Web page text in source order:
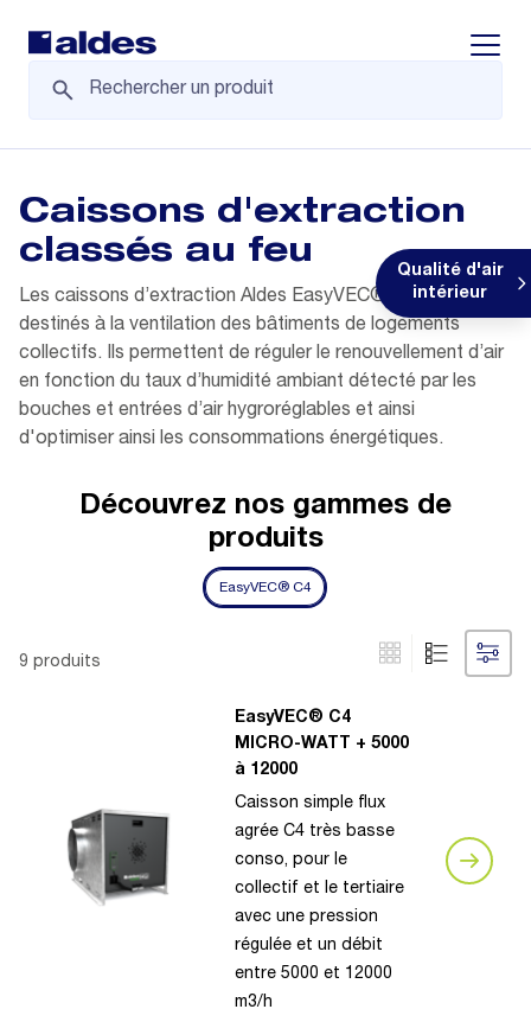
Qualité d'air
intérieur
Caissons d'extraction
classés au feu
Les caissons d’extraction Aldes EasyVEC® C4 sont
destinés à la ventilation des bâtiments de logements
collectifs. Ils permettent de réguler le renouvellement d’air
en fonction du taux d’humidité ambiant détecté par les
bouches et entrées d’air hygroréglables et ainsi
d'optimiser ainsi les consommations énergétiques.
Découvrez nos gammes de
produits
EasyVEC® C4
9 produits
EasyVEC® C4
MICRO-WATT + 5000
à 12000
Caisson simple flux
agrée C4 très basse
conso, pour le
collectif et le tertiaire
avec une pression
régulée et un débit
entre 5000 et 12000
m3/h